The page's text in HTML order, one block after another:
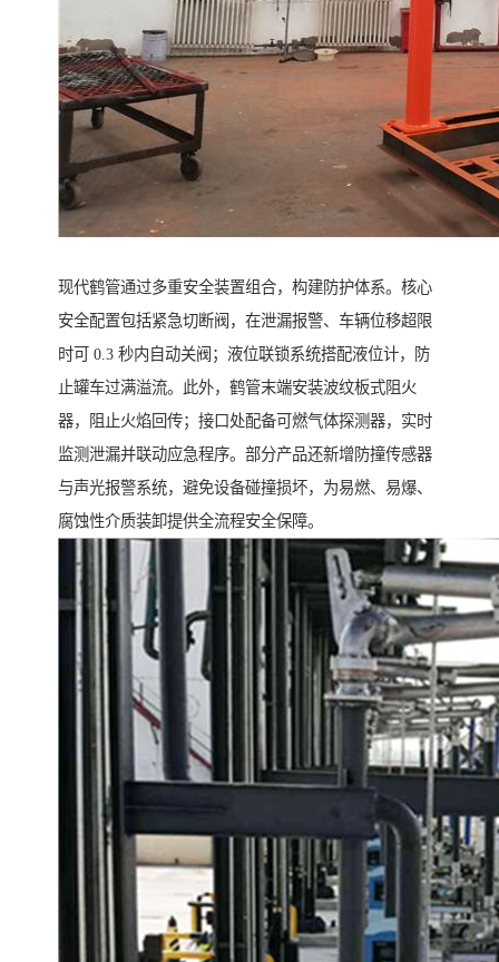
现代鹤管通过多重安全装置组合，构建防护体系。核心
安全配置包括紧急切断阀，在泄漏报警、车辆位移超限
时可 0.3 秒内自动关阀；液位联锁系统搭配液位计，防
止罐车过满溢流。此外，鹤管末端安装波纹板式阻火
器，阻止火焰回传；接口处配备可燃气体探测器，实时
监测泄漏并联动应急程序。部分产品还新增防撞传感器
与声光报警系统，避免设备碰撞损坏，为易燃、易爆、
腐蚀性介质装卸提供全流程安全保障。